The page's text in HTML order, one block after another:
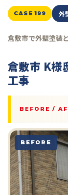
CASE 199 外
倉敷市で外壁塗装
倉敷市 K様
工事
BEFORE /
BEFORE